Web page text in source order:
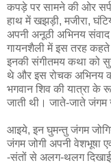
कपड़े पर सामने की ओर
हाथ में खझड़ी, मजीरा,
अपनी अनूठी अभिनय संवाद
गायनशैली में इस तरह कहते
इनकी संगीतमय कथा को
थे और इस रोचक अभिनय
भगवान शिव की यात्रा के
जाती थी। जाते-जाते जंगम
आइये, इन घुमन्तु जंगम
जंगम जोगी अपनी वेशभूषा
-संतों से अलग-थलग